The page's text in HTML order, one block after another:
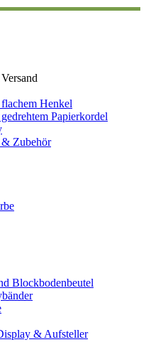
Henkel
Papierkordel
& Zubehör
Blockbodenbeutel
& Aufsteller